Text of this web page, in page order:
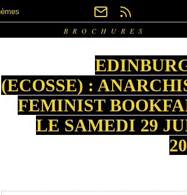
BROCHURES
(ECOSSE) :
FEMINIST
LE SAMEDI 29